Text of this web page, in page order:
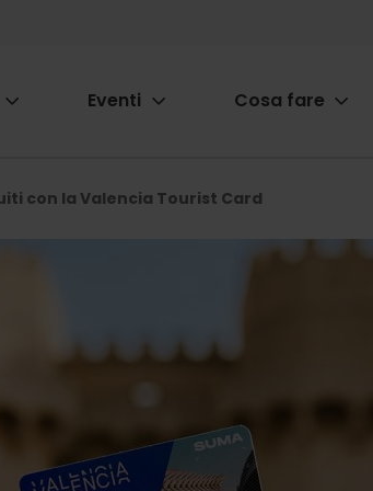
Eventi Cosa fare
con la Valencia Tourist Card